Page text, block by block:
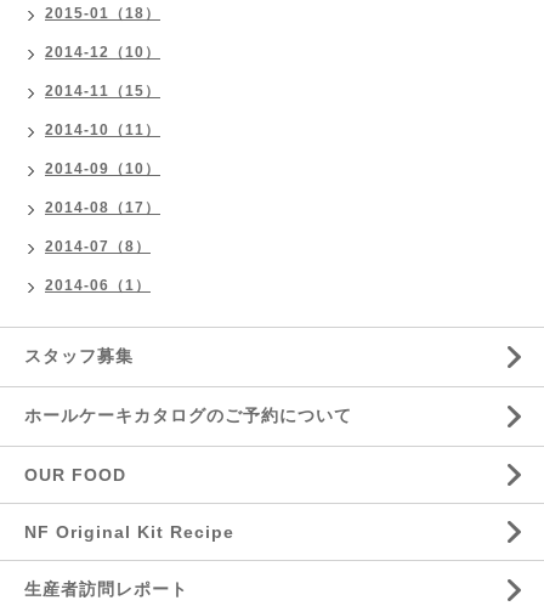
2015-01（18）
2014-12（10）
2014-11（15）
2014-10（11）
2014-09（10）
2014-08（17）
2014-07（8）
2014-06（1）
スタッフ募集
ホールケーキカタログのご予約について
OUR FOOD
NF Original Kit Recipe
生産者訪問レポート